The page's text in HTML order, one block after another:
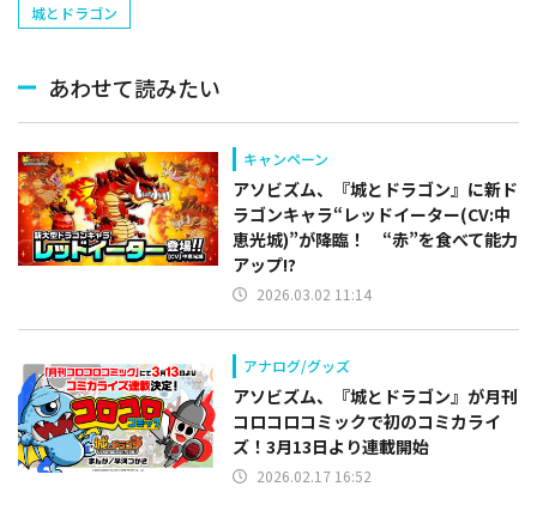
城とドラゴン
あわせて読みたい
キャンペーン
アソビズム、『城とドラゴン』に新ド
ラゴンキャラ“レッドイーター(CV:中
恵光城)”が降臨！ “赤”を食べて能力
アップ!?
2026.03.02 11:14
アナログ/グッズ
アソビズム、『城とドラゴン』が月刊
コロコロコミックで初のコミカライ
ズ！3月13日より連載開始
2026.02.17 16:52